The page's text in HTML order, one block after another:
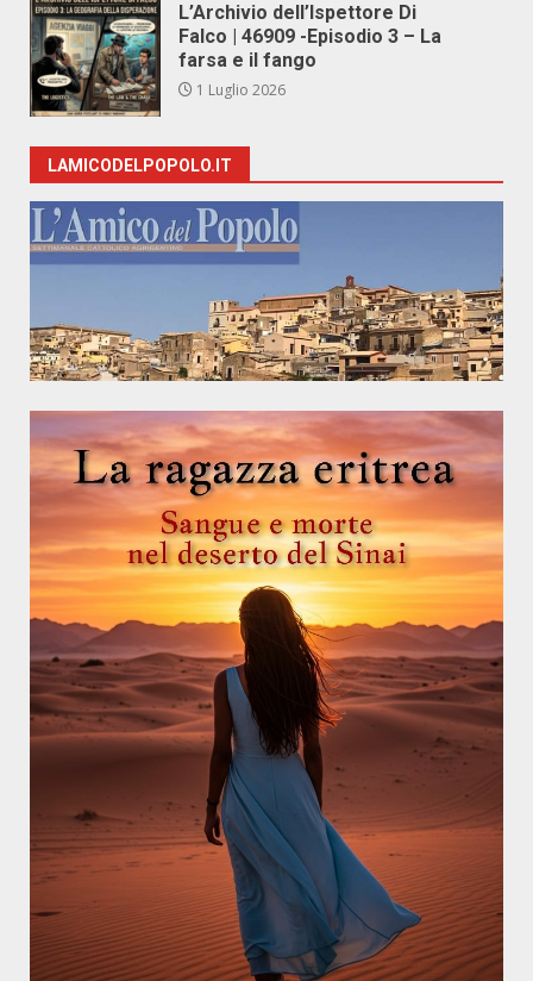
L’Archivio dell’Ispettore Di
Falco | 46909 -Episodio 3 – La
farsa e il fango
1 Luglio 2026
LAMICODELPOPOLO.IT